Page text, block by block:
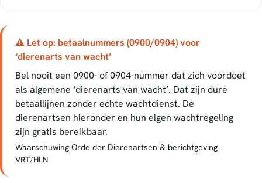
⚠ Let op: betaalnummers (0900/0904) voor
‘dierenarts van wacht’
Bel nooit een 0900- of 0904-nummer dat zich voordoet
als algemene ‘dierenarts van wacht’. Dat zijn dure
betaallijnen zonder echte wachtdienst. De
dierenartsen hieronder en hun eigen wachtregeling
zijn gratis bereikbaar.
Waarschuwing Orde der Dierenartsen & berichtgeving
VRT/HLN